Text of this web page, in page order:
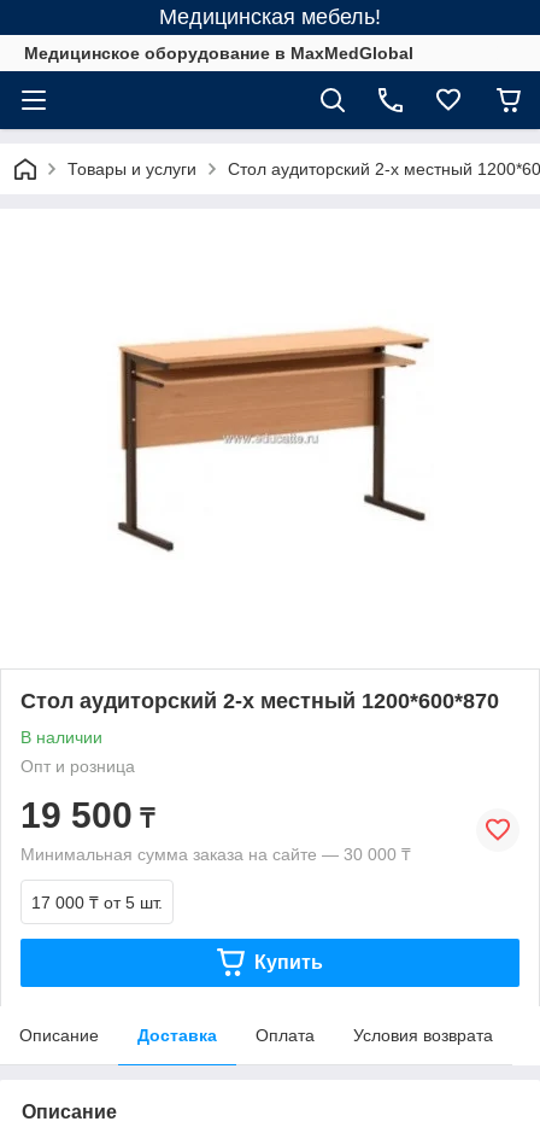
Медицинская мебель!
Медицинское оборудование в MaxMedGlobal
Товары и услуги Стол аудиторский 2-х местный
Стол аудиторский 2-х местный 1200*600*870
В наличии
Опт и розница
19 500 ₸
Минимальная сумма заказа на сайте — 30 000 ₸
17 000 ₸ от 5 шт.
Купить
Описание Доставка Оплата Условия возврата
Описание